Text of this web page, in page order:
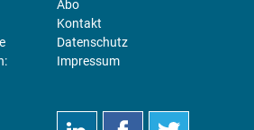
Abo
Kontakt
Datenschutz
Impressum